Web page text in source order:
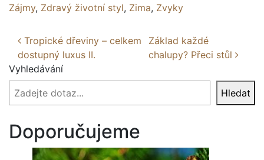
Zájmy, Zdravý životní styl, Zima, Zvyky
Post navigation
Tropické dřeviny – celkem
dostupný luxus II.
Základ každé
chalupy? Přeci stůl
Vyhledávání
Hledat
Doporučujeme